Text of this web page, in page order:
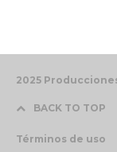
2025
BACK TO TOP
Términos de uso